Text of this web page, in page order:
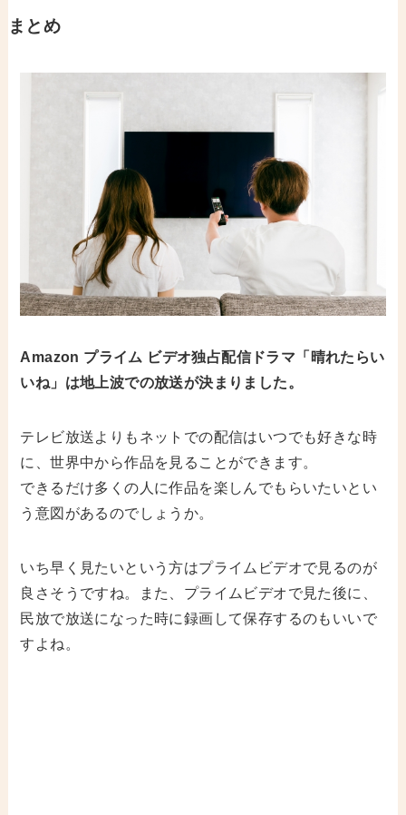
まとめ
Amazon プライム ビデオ独占配信ドラマ「晴れたらい
いね」は地上波での放送が決まりました。
テレビ放送よりもネットでの配信はいつでも好きな時
に、世界中から作品を見ることができます。
できるだけ多くの人に作品を楽しんでもらいたいとい
う意図があるのでしょうか。
いち早く見たいという方はプライムビデオで見るのが
良さそうですね。また、プライムビデオで見た後に、
民放で放送になった時に録画して保存するのもいいで
すよね。